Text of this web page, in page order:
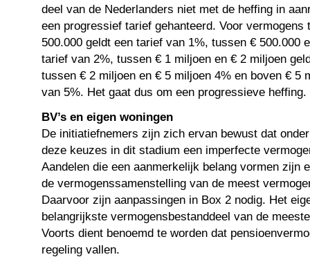
deel van de Nederlanders niet met de heffing in
een progressief tarief gehanteerd. Voor vermogens
500.000 geldt een tarief van 1%, tussen € 500.000
tarief van 2%, tussen € 1 miljoen en € 2 miljoen
tussen € 2 miljoen en € 5 miljoen 4% en boven € 5
van 5%. Het gaat dus om een progressieve heffing.
BV’s en eigen woningen
De initiatiefnemers zijn zich ervan bewust dat
deze keuzes in dit stadium een imperfecte
Aandelen die een aanmerkelijk belang vormen zijn
de vermogenssamenstelling van de meest
Daarvoor zijn aanpassingen in Box 2 nodig. Het
belangrijkste vermogensbestanddeel van de
Voorts dient benoemd te worden dat
regeling vallen.